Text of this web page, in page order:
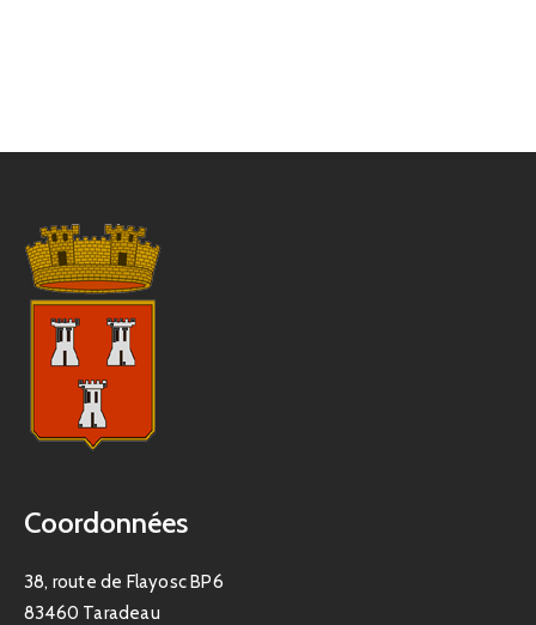
Coordonnées
38, route de Flayosc BP6
83460 Taradeau